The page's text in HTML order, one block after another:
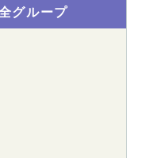
グループ